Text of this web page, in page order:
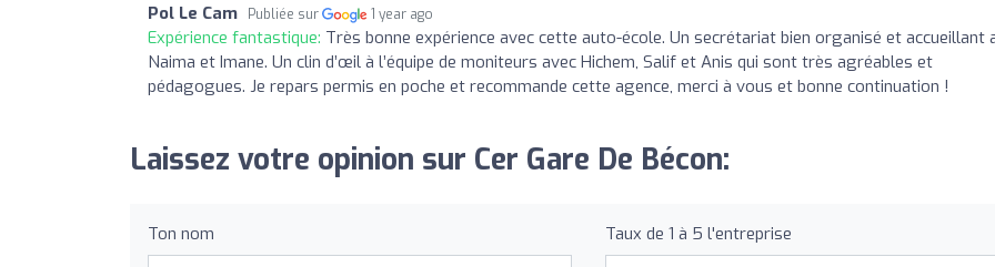
Pol Le Cam Publiée sur 1 year ago
Expérience fantastique: Très bonne expérience avec cette auto-école. Un secrétariat bien organisé et accueillant
Naima et Imane. Un clin d’œil à l’équipe de moniteurs avec Hichem, Salif et Anis qui sont très agréables et
pédagogues. Je repars permis en poche et recommande cette agence, merci à vous et bonne continuation !
Laissez votre opinion sur Cer Gare De Bécon:
Ton nom Taux de 1 à 5 l'entreprise